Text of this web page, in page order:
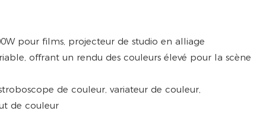
de couleur, variateur de couleur,
de couleur